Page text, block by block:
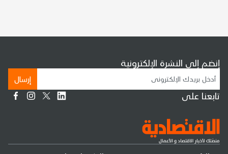
إنضم إلى النشرة الإلكترونية
إرسال
تابعنا على